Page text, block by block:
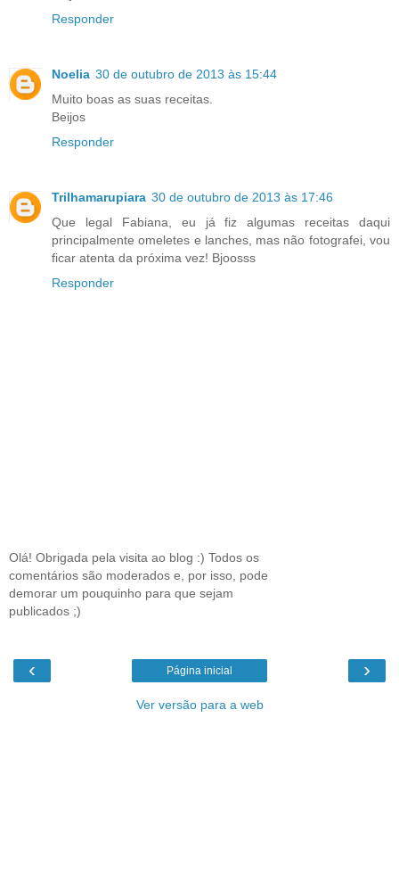
Responder
Noelia 30 de outubro de 2013 às 15:44
Muito boas as suas receitas.
Beijos
Responder
Trilhamarupiara 30 de outubro de 2013 às 17:46
Que legal Fabiana, eu já fiz algumas receitas daqui
principalmente omeletes e lanches, mas não fotografei, vou
ficar atenta da próxima vez! Bjoosss
Responder
Olá! Obrigada pela visita ao blog :) Todos os
comentários são moderados e, por isso, pode
demorar um pouquinho para que sejam
publicados ;)
‹ ›
Página inicial
Ver versão para a web